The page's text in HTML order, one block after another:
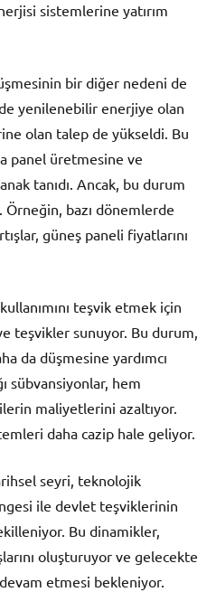
sistemlerine yatırım
bir diğer nedeni de
yenilenebilir enerjiye olan
olan talep de yükseldi. Bu
panel üretmesine ve
tanıdı. Ancak, bu durum
Örneğin, bazı dönemlerde
güneş paneli fiyatlarını
teşvik etmek için
teşvikler sunuyor. Bu durum,
da düşmesine yardımcı
sübvansiyonlar, hem
maliyetlerini azaltıyor.
daha cazip hale geliyor.
seyri, teknolojik
ile devlet teşviklerinin
Bu dinamikler,
oluşturuyor ve gelecekte
etmesi bekleniyor.